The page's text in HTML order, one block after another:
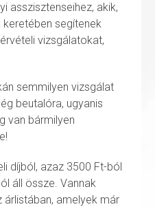
asszisztenseihez, akik,
segítenek
vizsgálatokat,
semmilyen vizsgálat
beutalóra, ugyanis
van bármilyen
díjból, azaz 3500 Ft-ból
áll össze. Vannak
árlistában, amelyek már